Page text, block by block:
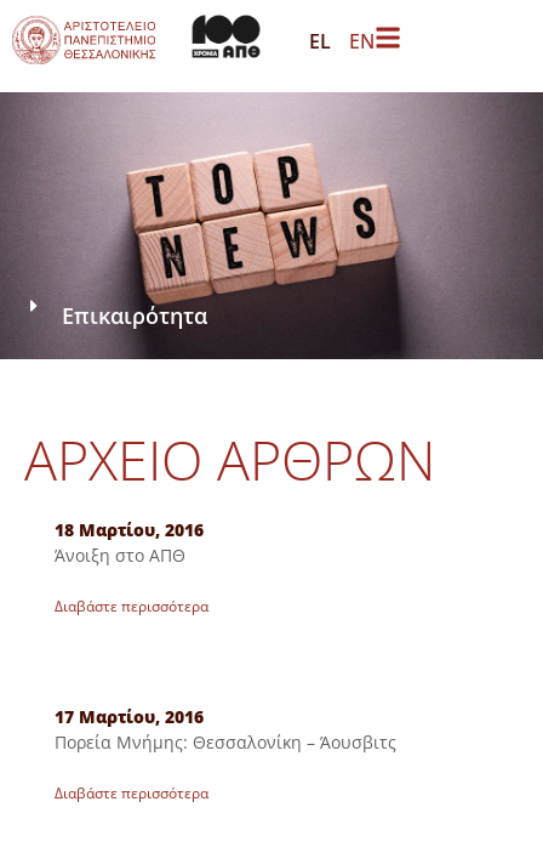
EL EN
Επικαιρότητα
ΑΡΧΕΊΟ ΆΡΘΡΩΝ
18 Μαρτίου, 2016
Άνοιξη στο ΑΠΘ
Διαβάστε περισσότερα
17 Μαρτίου, 2016
Πορεία Μνήμης: Θεσσαλονίκη – Άουσβιτς
Διαβάστε περισσότερα